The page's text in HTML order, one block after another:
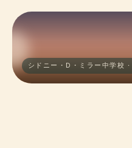
シドニー・D・ミラー中学校 ·